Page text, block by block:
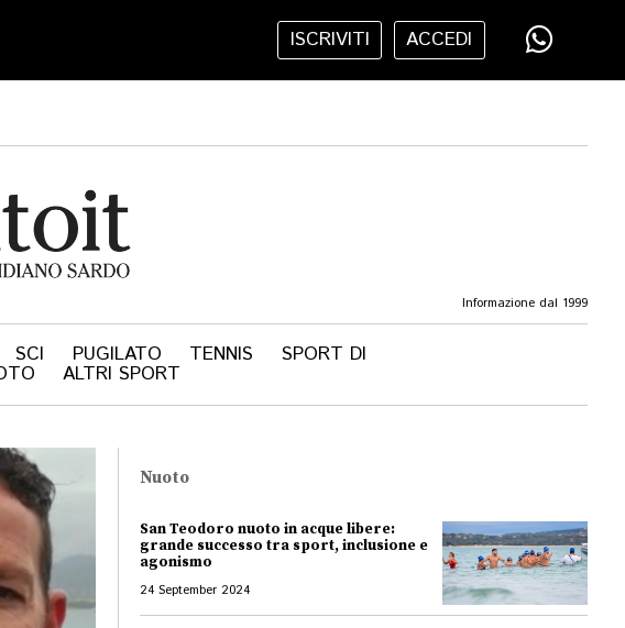
ISCRIVITI ACCEDI
Informazione dal 1999
SCI PUGILATO TENNIS SPORT DI
ALTRI SPORT
Nuoto
San Teodoro nuoto in acque libere:
grande successo tra sport, inclusione e
agonismo
24 September 2024